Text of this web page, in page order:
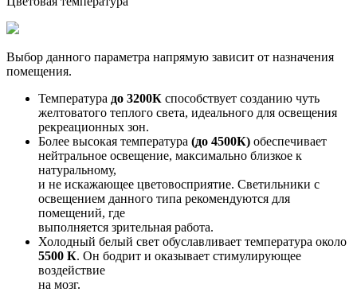
Выбор данного параметра напрямую зависит от назначения
помещения.
Температура до 3200К способствует созданию чуть
желтоватого теплого света, идеального для освещения
рекреационных зон.
Более высокая температура (до 4500К) обеспечивает
нейтральное освещение, максимально близкое к
натуральному,
и не искажающее цветовосприятие. Светильники с
освещением данного типа рекомендуются для
помещений, где
выполняется зрительная работа.
Холодный белый свет обуславливает температура около
5500 К. Он бодрит и оказывает стимулирующее
воздействие
на мозг.